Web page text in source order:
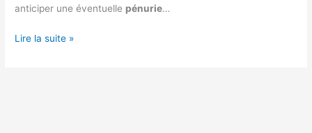
anticiper une éventuelle pénurie…
Bourgogne-
Lire la suite »